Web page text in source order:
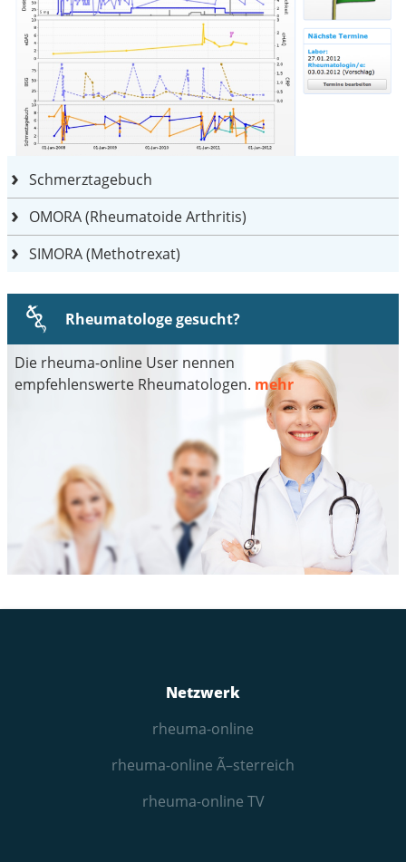
Schmerztagebuch
OMORA (Rheumatoide Arthritis)
SIMORA (Methotrexat)
Rheumatologe gesucht?
Die rheuma-online User nennen
empfehlenswerte Rheumatologen. mehr
Netzwerk
rheuma-online
rheuma-online Ã–sterreich
rheuma-online TV